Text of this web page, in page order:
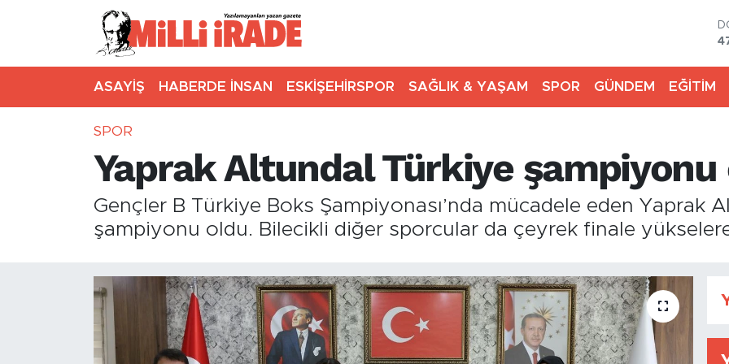
ASAYİŞ HABERDE İNSAN ESKİŞEHİRSPOR SAĞLIK & YAŞAM SPOR GÜNDEM EĞİTİM
SPOR
Yaprak Altundal Türkiye şampiyonu
Gençler B Türkiye Boks Şampiyonası’nda mücadele eden Yaprak
şampiyonu oldu. Bilecikli diğer sporcular da çeyrek finale